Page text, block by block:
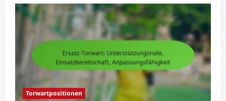
Defender
starten:
Konsistenz,
Leistung,
Strategie
Torwartpositionen